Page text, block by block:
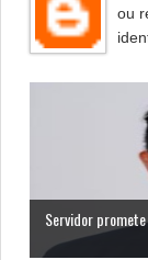
ou
Servidor promete